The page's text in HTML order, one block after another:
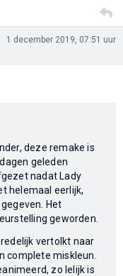
1 december 2019, 07:51 uur
deze remake is
geleden
nadat Lady
helemaal eerlijk,
Het
geworden.
vertolkt naar
complete miskleun.
zo lelijk is